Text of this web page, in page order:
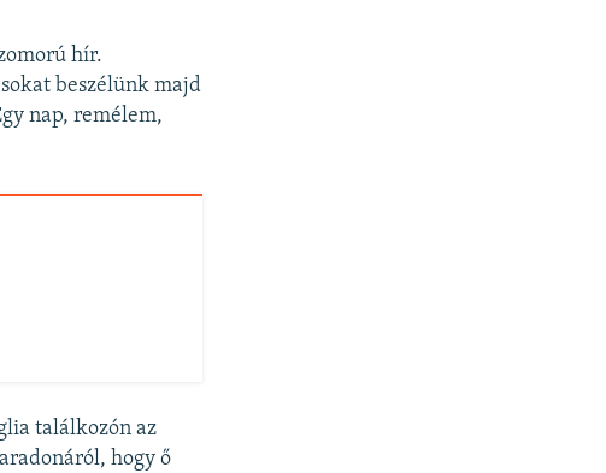
hír.
beszélünk majd
nap, remélem,
találkozón az
hogy ő